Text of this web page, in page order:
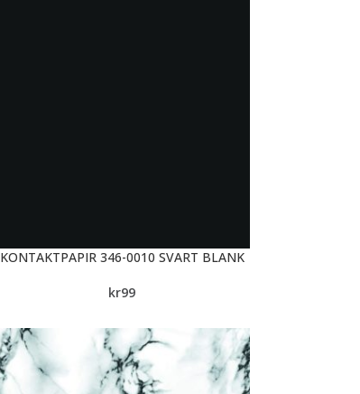
KONTAKTPAPIR 346-0010 SVART BLANK
kr99